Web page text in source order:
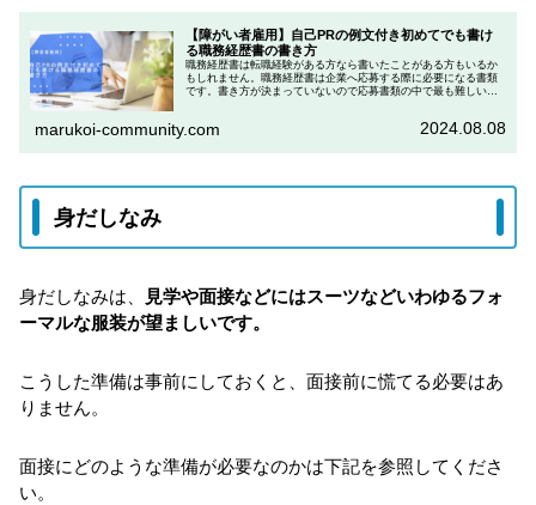
【障がい者雇用】自己PRの例文付き初めてでも書け
る職務経歴書の書き方
職務経歴書は転職経験がある方なら書いたことがある方もいるか
もしれません。職務経歴書は企業へ応募する際に必要になる書類
です。書き方が決まっていないので応募書類の中で最も難しい書
marukoi-community.com 2024.08.08
身だしなみ
身だしなみは、
見学や面接などにはスーツなどいわゆるフォ
ーマルな服装が望ましいです。
こうした準備は事前にしておくと、面接前に慌てる必要はあ
りません。
面接にどのような準備が必要なのかは下記を参照してくださ
い。